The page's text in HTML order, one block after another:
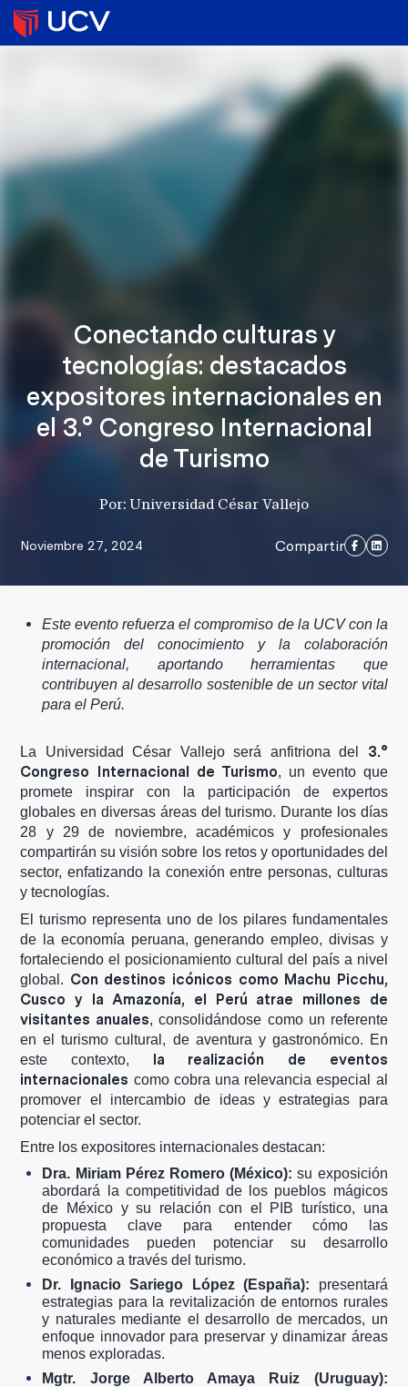
Conectando culturas y
tecnologías: destacados
expositores internacionales en
el 3.° Congreso Internacional
de Turismo
Por: Universidad César Vallejo
Noviembre 27, 2024 Compartir
Este evento refuerza el compromiso de la UCV con la
promoción del conocimiento y la colaboración
internacional, aportando herramientas que
contribuyen al desarrollo sostenible de un sector vital
para el Perú.
La Universidad César Vallejo será anfitriona del 3.°
Congreso Internacional de Turismo, un evento que
promete inspirar con la participación de expertos
globales en diversas áreas del turismo. Durante los días
28 y 29 de noviembre, académicos y profesionales
compartirán su visión sobre los retos y oportunidades del
sector, enfatizando la conexión entre personas, culturas
y tecnologías.
El turismo representa uno de los pilares fundamentales
de la economía peruana, generando empleo, divisas y
fortaleciendo el posicionamiento cultural del país a nivel
global. Con destinos icónicos como Machu Picchu,
Cusco y la Amazonía, el Perú atrae millones de
visitantes anuales, consolidándose como un referente
en el turismo cultural, de aventura y gastronómico. En
este contexto, la realización de eventos
internacionales como cobra una relevancia especial al
promover el intercambio de ideas y estrategias para
potenciar el sector.
Entre los expositores internacionales destacan:
Dra. Miriam Pérez Romero (México): su exposición
abordará la competitividad de los pueblos mágicos
de México y su relación con el PIB turístico, una
propuesta clave para entender cómo las
comunidades pueden potenciar su desarrollo
económico a través del turismo.
Dr. Ignacio Sariego López (España): presentará
estrategias para la revitalización de entornos rurales
y naturales mediante el desarrollo de mercados, un
enfoque innovador para preservar y dinamizar áreas
menos exploradas.
Mgtr. Jorge Alberto Amaya Ruiz (Uruguay):